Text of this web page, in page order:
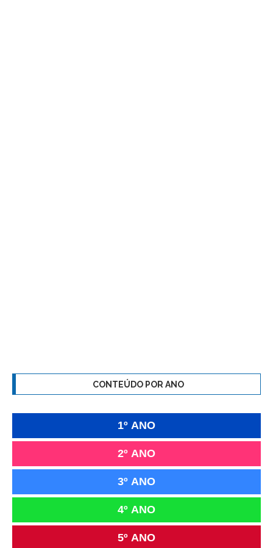
CONTEÚDO POR ANO
1º ANO
2º ANO
3º ANO
4º ANO
5º ANO